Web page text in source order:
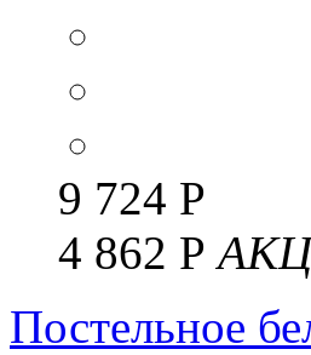
9 724 Р
4 862 Р
Постельное